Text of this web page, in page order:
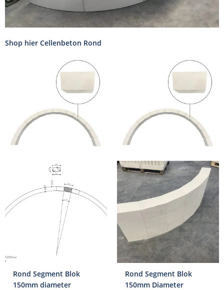
Shop hier Cellenbeton Rond
Rond Segment Blok
150mm diameter
Rond Segment Blok
150mm Diameter